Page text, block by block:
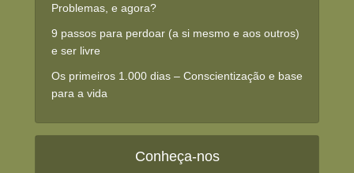
Problemas, e agora?
9 passos para perdoar (a si mesmo e aos outros)
e ser livre
Os primeiros 1.000 dias – Conscientização e base
para a vida
Conheça-nos